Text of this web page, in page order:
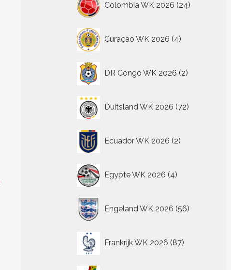
Colombia WK 2026 24
producten
Curaçao WK 2026 4
producten
DR Congo WK 2026 2
producten
Duitsland WK 2026 72
producten
Ecuador WK 2026 2
producten
Egypte WK 2026 4
producten
Engeland WK 2026 56
producten
Frankrijk WK 2026 87
producten